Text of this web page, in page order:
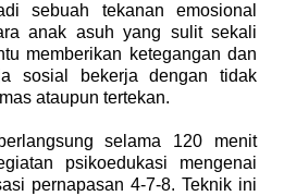
sebuah tekanan emosional
anak asuh yang sulit sekali
memberikan ketegangan dan
sosial bekerja dengan tidak
ataupun tertekan.
selama 120 menit
psikoedukasi mengenai
pernapasan 4-7-8. Teknik ini